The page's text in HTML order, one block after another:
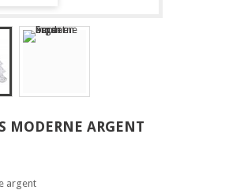
MODERNE ARGENT
argent